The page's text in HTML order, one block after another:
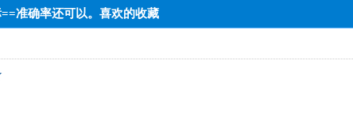
准确率还可以。喜欢的收藏